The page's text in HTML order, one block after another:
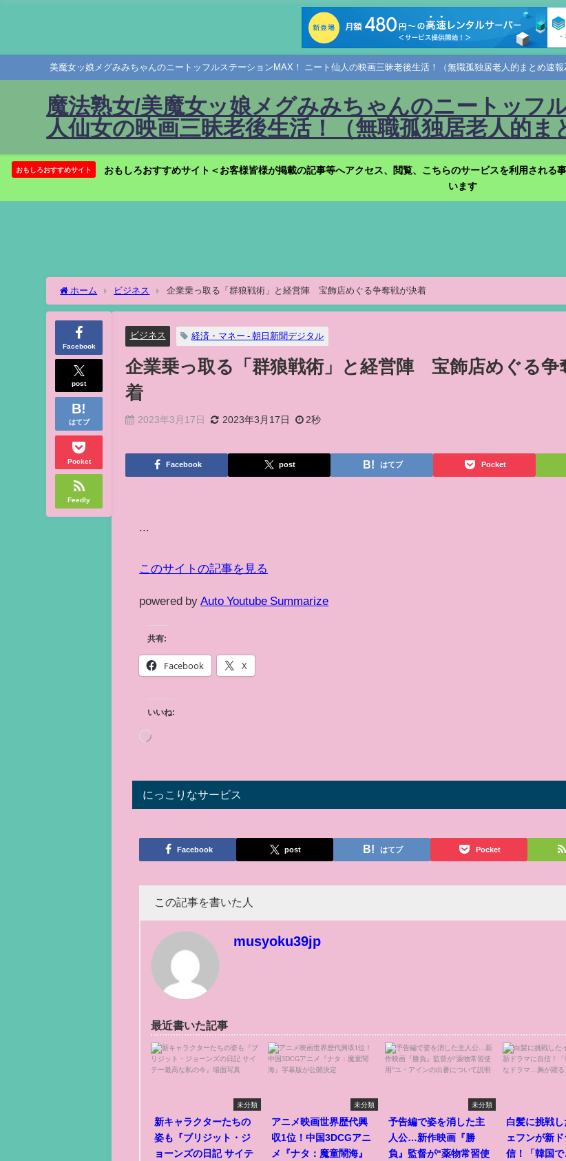
美魔女ッ娘メグみみちゃんのニートッフルステーションMAX！ ニート仙人の映画三昧老後生活！（無職孤独居老人的まとめ速報
魔法熟女/美魔女ッ娘メグみみちゃんのニートッフ
人仙女の映画三昧老後生活！（無職孤独居老人的ま
おもしろおすすめサイト
おもしろおすすめサイト＜お客様皆様が掲載の記事等へアクセス、閲覧、こちらのサービスを利用され
います
ホーム ビジネス 企業乗っ取る「群狼戦術」と経営陣 宝飾店めぐる争奪戦が決着
Facebook
post
はてブ
Pocket
Feedly
ビジネス 経済・マネー - 朝日新聞デジタル
企業乗っ取る「群狼戦術」と経営陣 宝飾店めぐる争
着
2023年3月17日 2023年3月17日 2秒
Facebook post はてブ Pocket
このサイトの記事を見る
powered by Auto Youtube Summarize
共有:
Facebook X
いいね:
にっこりなサービス
Facebook post はてブ Pocket
この記事を書いた人
musyoku39jp
最近書いた記事
未分類
新キャラクターたちの
姿も『ブリジット・ジ
ョーンズの日記 サイテ
未分類
アニメ映画世界歴代興
収1位！中国3DCGアニ
メ『ナタ：魔童鬧海』
未分類
予告編で姿を消した主
人公…新作映画『勝
負』監督が“薬物常習使
白髪に挑戦
ェフンが新
信！「韓国で